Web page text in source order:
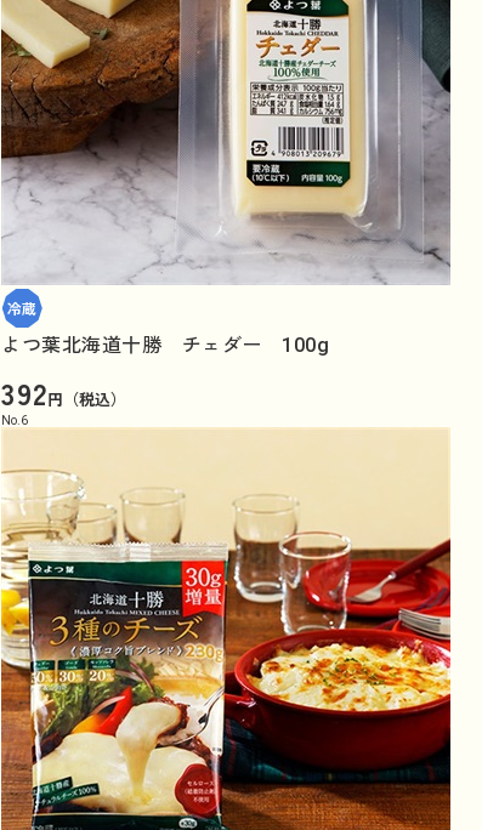
よつ葉北海道十勝 チェダー 100g
392円（税込）
No. 6